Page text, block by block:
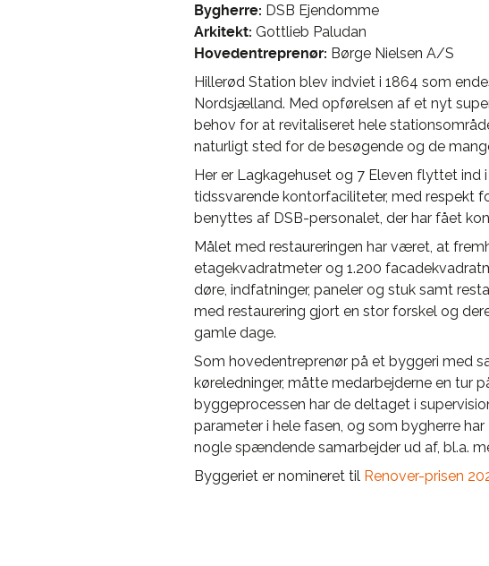
Bygherre: DSB Ejendomme
Arkitekt: Gottlieb Paludan
Hovedentreprenør: Børge Nielsen A/S
Hillerød Station blev indviet i 1864 som
Nordsjælland. Med opførelsen af et nyt
behov for at revitaliseret hele
naturligt sted for de besøgende og de
Her er Lagkagehuset og 7 Eleven flyttet ind
tidssvarende kontorfaciliteter, med respekt
benyttes af DSB-personalet, der har fået
Målet med restaureringen har været, at
etagekvadratmeter og 1.200
døre, indfatninger, paneler og stuk samt
med restaurering gjort en stor forskel og
gamle dage.
Som hovedentreprenør på et byggeri med
køreledninger, måtte medarbejderne en tur
byggeprocessen har de deltaget i
parameter i hele fasen, og som bygherre
nogle spændende samarbejder ud af, bl.a.
Byggeriet er nomineret til Renover-prisen